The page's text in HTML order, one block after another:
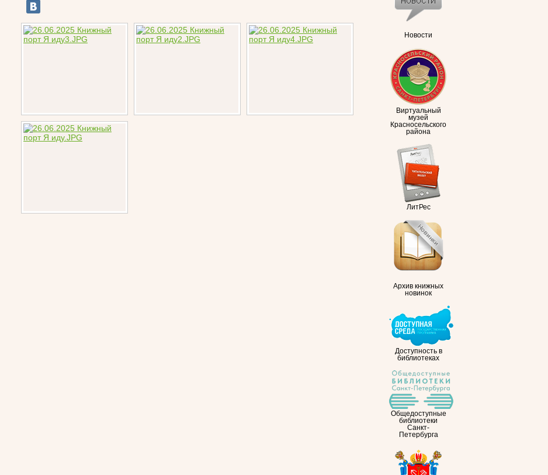
Новости
Виртуальный
музей
Красносельского
района
ЛитРес
Архив книжных
новинок
Доступность в
библиотеках
Общедоступные
библиотеки
Санкт-
Петербурга